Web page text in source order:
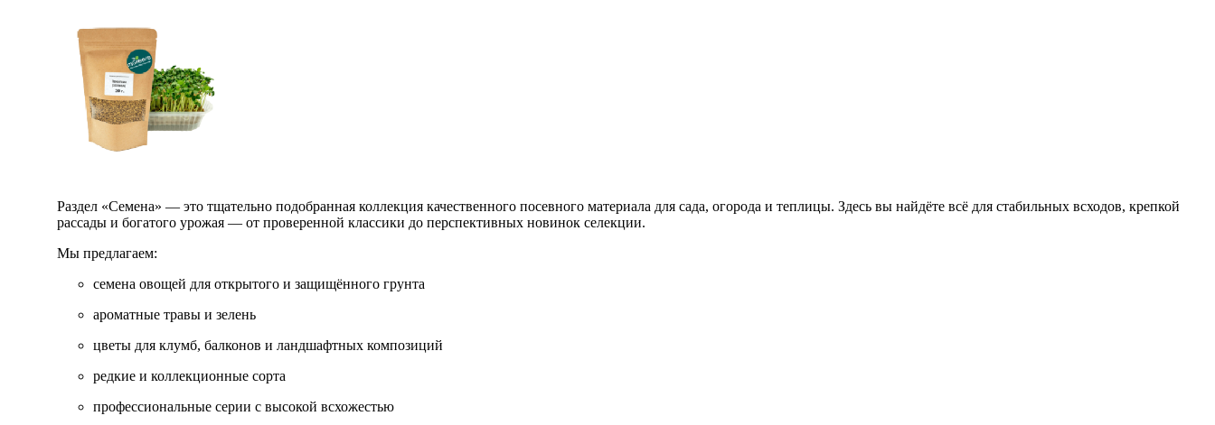
Раздел «Семена» — это тщательно подобранная коллекция качественного посевного материала для сада, огорода и теплицы. Здесь вы найдёте всё для стабильных всходов, крепкой
рассады и богатого урожая — от проверенной классики до перспективных новинок селекции.
Мы предлагаем:
семена овощей для открытого и защищённого грунта
ароматные травы и зелень
цветы для клумб, балконов и ландшафтных композиций
редкие и коллекционные сорта
профессиональные серии с высокой всхожестью